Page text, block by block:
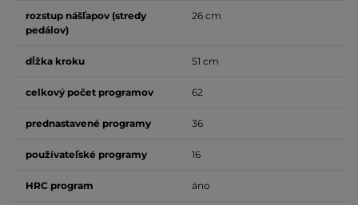
rozstup nášľapov (stredy
pedálov)
26 cm
dĺžka kroku 51 cm
celkový počet programov 62
prednastavené programy 36
používateľské programy 16
HRC program áno